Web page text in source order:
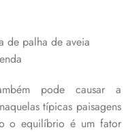
de palha de aveia
pode causar a
típicas paisagens
o equilíbrio é um fator